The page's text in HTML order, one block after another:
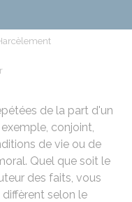
de la part d'un
conjoint,
de vie ou de
Quel que soit le
des faits, vous
selon le